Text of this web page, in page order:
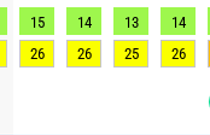
15 14 13 14
26 26 25 26